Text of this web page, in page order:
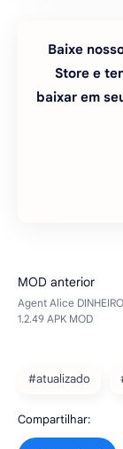
Baixe
Store e
baixar em
#atualizado